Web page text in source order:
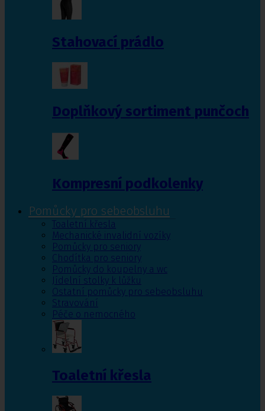
Stahovací prádlo
Doplňkový sortiment punčoch
Kompresní podkolenky
Pomůcky pro sebeobsluhu
Toaletní křesla
Mechanické invalidní vozíky
Pomůcky pro seniory
Chodítka pro seniory
Pomůcky do koupelny a wc
Jídelní stolky k lůžku
Ostatní pomůcky pro sebeobsluhu
Stravování
Péče o nemocného
Toaletní křesla